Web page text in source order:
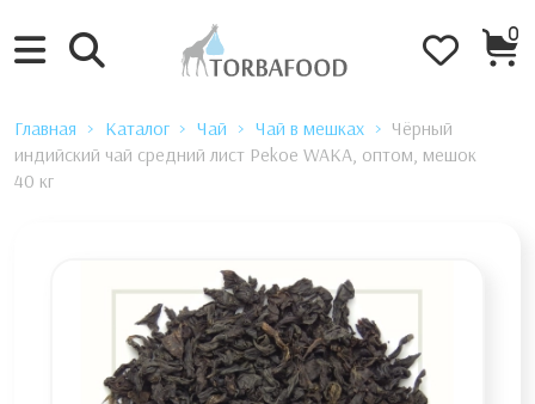
0
Главная Каталог Чай Чай в мешках
Чёрный
индийский чай средний лист Pekoe WAKA, оптом, мешок
40 кг